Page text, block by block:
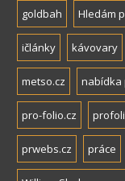
goldbah Hledám
ičlánky kávovary
metso.cz nabídka
pro-folio.cz
prwebs.cz práce